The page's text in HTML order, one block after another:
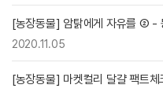
[농장동물] 암탉에게 자유를 ② -
2020.11.05
[농장동물] 마켓컬리 달걀 팩트체